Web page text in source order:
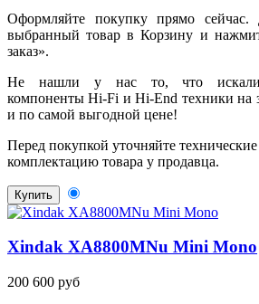
Оформляйте покупку прямо сейчас.
выбранный товар в Корзину и
заказ».
Не нашли у нас то, что
компоненты Hi-Fi и Hi-End техники на
и по самой выгодной цене!
Перед покупкой уточняйте
комплектацию товара у продавца.
Купить
Xindak XA8800MNu Mini Mono
200 600 руб